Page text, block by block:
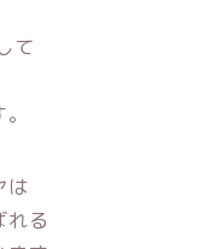
て
は
れる